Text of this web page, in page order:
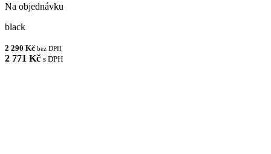
Na objednávku
black
2 290 Kč bez DPH
2 771 Kč s DPH